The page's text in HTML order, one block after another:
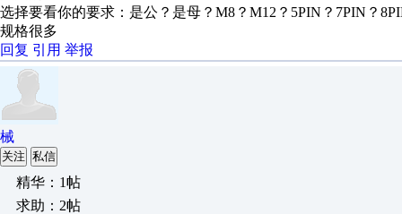
选择要看你的要求：是公？是母？M8？M12？5PIN？7PIN？
规格很多
回复 引用 举报
械
关注 私信
精华：1帖
求助：2帖